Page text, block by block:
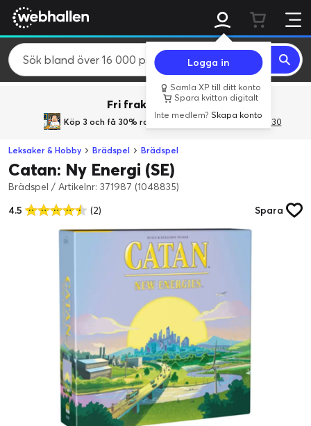
Logga in
Samla XP till ditt konto
Spara kvitton digitalt
Inte medlem?Skapa konto
Fri frakt över 800 kr.
Köp 3 och få 30% rabatt med rabattkoden 3Gives30
Leksaker & Hobby Brädspel Brädspel
Catan: Ny Energi (SE)
Brädspel / Artikelnr: 371987 (1048835)
4.5
(2) Spara